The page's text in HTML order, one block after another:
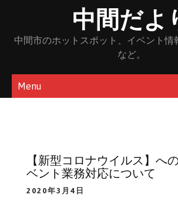
content
中間だよ
中間市のホットスポット、イベント情
など。
Menu
【新型コロナウイルス】へ
ベント業務対応について
2020年3月4日